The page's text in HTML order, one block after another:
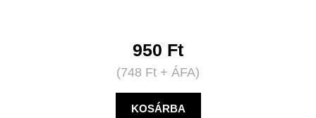
950 Ft
(748 Ft + ÁFA)
KOSÁRBA